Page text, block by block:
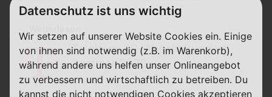
Telekom: 2G-Abschaltung im
Sommer 2028
Datenschutz ist uns wichtig
Wir setzen auf unserer Website Cookies ein. Einige
von ihnen sind notwendig (z.B. im Warenkorb),
während andere uns helfen unser Onlineangebot
zu verbessern und wirtschaftlich zu betreiben. Du
kannst die nicht notwendigen Cookies akzeptieren